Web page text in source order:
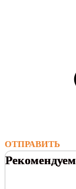
ОТПРАВИТЬ
Рекомендуем